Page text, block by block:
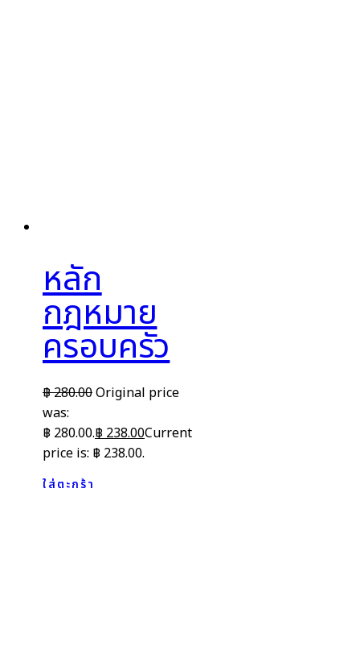
หลัก
กฎหมาย
ครอบครัว
฿280.00Original price
was:
฿ 280.00.฿238.00Current
price is: ฿ 238.00.
ใส่ตะกร้า